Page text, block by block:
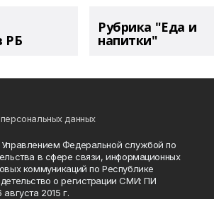
РБ
Рубрика "Еда и
напитки"
данных
Управлением Федеральной службой по
в сфере связи, информационных
коммуникаций по Республике
о регистрации СМИ: ПИ
2015 г.